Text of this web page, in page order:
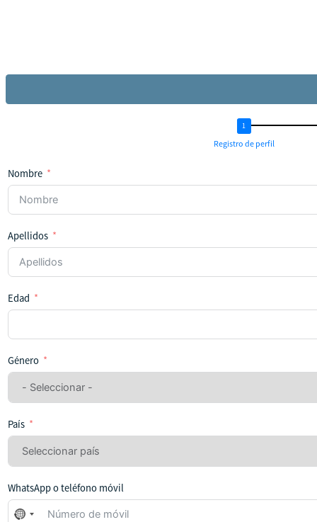
Registro de perfil
Nombre
Apellidos
Edad
Género
País
WhatsApp o teléfono móvil
No